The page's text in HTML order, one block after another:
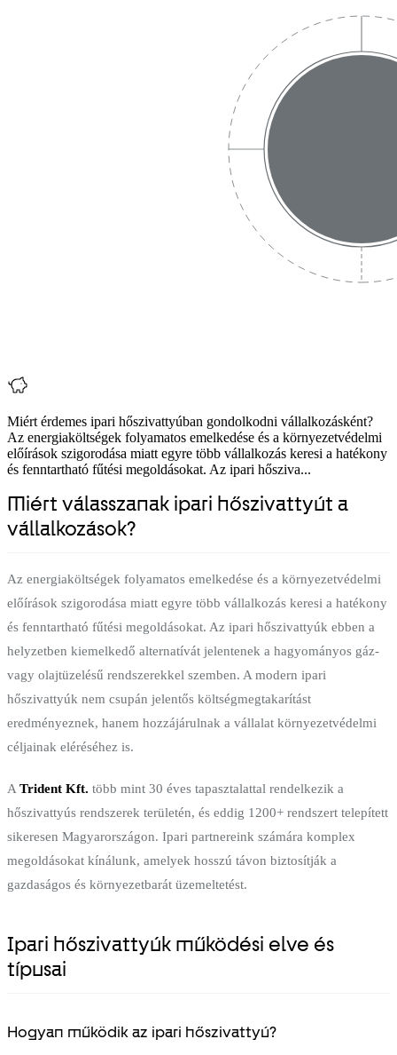
Miért érdemes ipari hőszivattyúban gondolkodni vállalkozásként?
Az energiaköltségek folyamatos emelkedése és a környezetvédelmi
előírások szigorodása miatt egyre több vállalkozás keresi a hatékony
és fenntartható fűtési megoldásokat. Az ipari hősziva...
Miért válasszanak ipari hőszivattyút a
vállalkozások?
Az energiaköltségek folyamatos emelkedése és a környezetvédelmi
előírások szigorodása miatt egyre több vállalkozás keresi a hatékony
és fenntartható fűtési megoldásokat. Az ipari hőszivattyúk ebben a
helyzetben kiemelkedő alternatívát jelentenek a hagyományos gáz-
vagy olajtüzelésű rendszerekkel szemben. A modern ipari
hőszivattyúk nem csupán jelentős költségmegtakarítást
eredményeznek, hanem hozzájárulnak a vállalat környezetvédelmi
céljainak eléréséhez is.
A Trident Kft. több mint 30 éves tapasztalattal rendelkezik a
hőszivattyús rendszerek területén, és eddig 1200+ rendszert telepített
sikeresen Magyarországon. Ipari partnereink számára komplex
megoldásokat kínálunk, amelyek hosszú távon biztosítják a
gazdaságos és környezetbarát üzemeltetést.
Ipari hőszivattyúk működési elve és
típusai
Hogyan működik az ipari hőszivattyú?